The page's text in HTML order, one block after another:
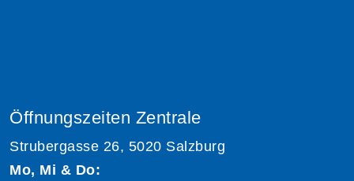
Öffnungszeiten Zentrale
Strubergasse 26, 5020 Salzburg
Mo, Mi & Do: